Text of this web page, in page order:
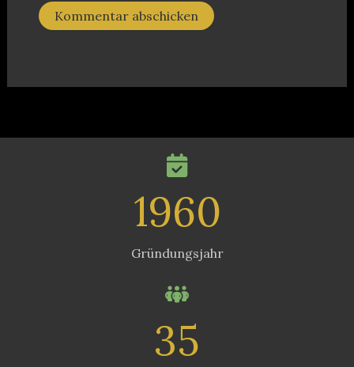
1960
Gründungsjahr
35